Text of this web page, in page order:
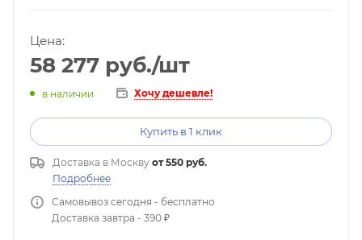
Цена:
58 277 руб./шт
в наличии Хочу дешевле!
Купить в 1 клик
Доставка в Москву от 550 руб.
Подробнее
Самовывоз сегодня - бесплатно
Доставка завтра - 390 ₽